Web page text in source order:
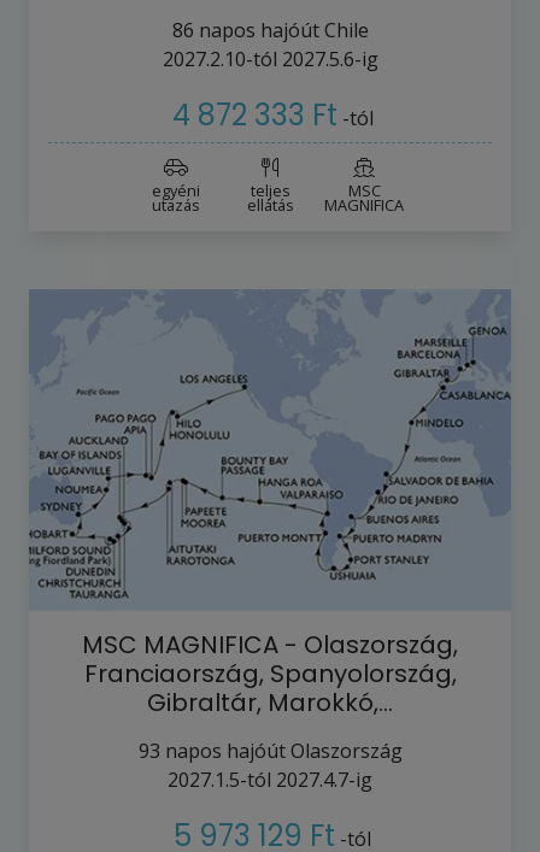
86 napos hajóútChile
2027.2.10-tól 2027.5.6-ig
4 872 333 Ft -tól
egyéni
utazás
teljes
ellátás
MSC
MAGNIFICA
MSC MAGNIFICA - Olaszország,
Franciaország, Spanyolország,
Gibraltár, Marokkó,…
93 napos hajóútOlaszország
2027.1.5-tól 2027.4.7-ig
5 973 129 Ft -tól